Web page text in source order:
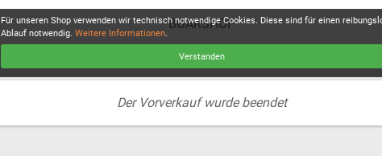
BOARSHOP
Der Vorverkauf wurde beendet
Für unseren Shop verwenden wir technisch notwendige Cookies. Diese sind für einen
Ablauf notwendig. Weitere Informationen.
Verstanden